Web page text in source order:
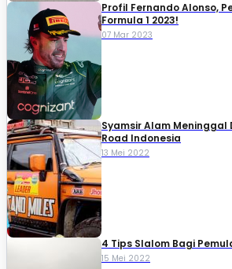
Profil Fernando Alonso,
Formula 1 2023!
07 Mar 2023
Syamsir Alam
Road Indonesia
13 Mei 2022
4 Tips Slalom Bagi
15 Mei 2022